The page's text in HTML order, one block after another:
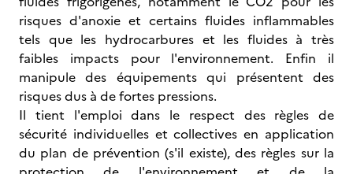
risques d'anoxie et certains fluides inflammables
tels que les hydrocarbures et les fluides à très
faibles impacts pour l'environnement. Enfin il
manipule des équipements qui présentent des
risques dus à de fortes pressions.
Il tient l'emploi dans le respect des règles de
sécurité individuelles et collectives en application
du plan de prévention (s'il existe), des règles sur la